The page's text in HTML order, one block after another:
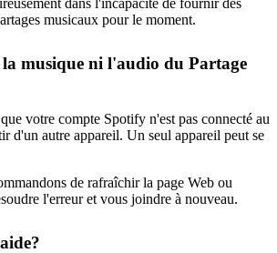
musicaux pour le moment.
la musique ni l'audio du Partage
votre compte Spotify n'est pas connecté au
d'un autre appareil. Un seul appareil peut se
de rafraîchir la page Web ou
l'erreur et vous joindre à nouveau.